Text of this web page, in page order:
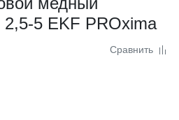
5 EKF PROxima
Сравнить